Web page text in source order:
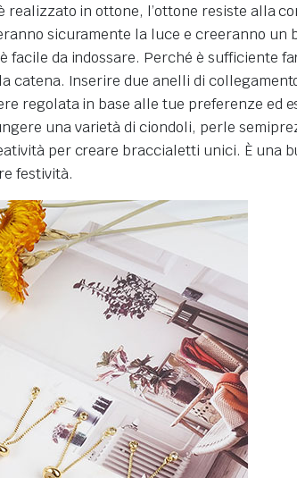
in ottone, l’ottone resiste alla
sicuramente la luce e creeranno un
facile da indossare. Perché è
catena. Inserire due anelli di
regolata in base alle tue preferenze ed
una varietà di ciondoli, perle
per creare braccialetti unici. È una
festività.